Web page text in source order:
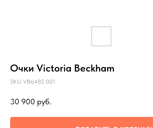
Очки Victoria Beckham
SKU: VB648S 001
30 900 руб.